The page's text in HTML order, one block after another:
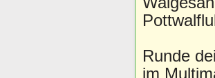
Runde
im